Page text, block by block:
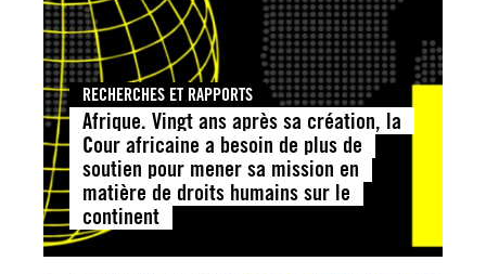
RECHERCHES ET RAPPORTS
Afrique. Vingt ans après sa création, la
Cour africaine a besoin de plus de
soutien pour mener sa mission en
matière de droits humains sur le
continent